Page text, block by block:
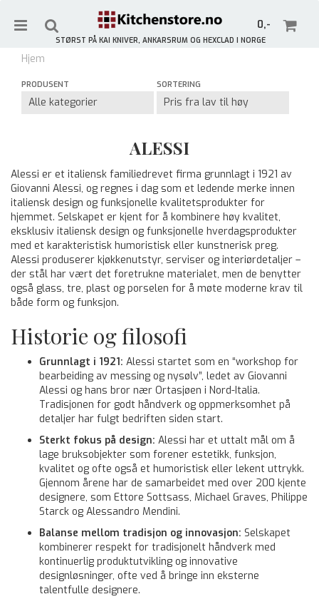
0,-
STØRST PÅ KAI KNIVER, ANKARSRUM OG HEXCLAD I NORGE
Meld deg på vårt nyhetsbrev og få 10% rabatt!
Gjelder ikke allerede rabatterte varer.
Hjem
PRODUSENT SORTERING
ALESSI
Alessi er et italiensk familiedrevet firma grunnlagt i 1921 av
Giovanni Alessi, og regnes i dag som et ledende merke innen
italiensk design og funksjonelle kvalitetsprodukter for
hjemmet. Selskapet er kjent for å kombinere høy kvalitet,
eksklusiv italiensk design og funksjonelle hverdagsprodukter
med et karakteristisk humoristisk eller kunstnerisk preg.
Alessi produserer kjøkkenutstyr, serviser og interiørdetaljer –
der stål har vært det foretrukne materialet, men de benytter
også glass, tre, plast og porselen for å møte moderne krav til
både form og funksjon.
Historie og filosofi
Grunnlagt i 1921: Alessi startet som en “workshop for
bearbeiding av messing og nysølv”, ledet av Giovanni
Alessi og hans bror nær Ortasjøen i Nord-Italia.
Tradisjonen for godt håndverk og oppmerksomhet på
detaljer har fulgt bedriften siden start.
Sterkt fokus på design: Alessi har et uttalt mål om å
lage bruksobjekter som forener estetikk, funksjon,
kvalitet og ofte også et humoristisk eller lekent uttrykk.
Gjennom årene har de samarbeidet med over 200 kjente
designere, som Ettore Sottsass, Michael Graves, Philippe
Starck og Alessandro Mendini.
Balanse mellom tradisjon og innovasjon: Selskapet
kombinerer respekt for tradisjonelt håndverk med
kontinuerlig produktutvikling og innovative
designløsninger, ofte ved å bringe inn eksterne
talentfulle designere.